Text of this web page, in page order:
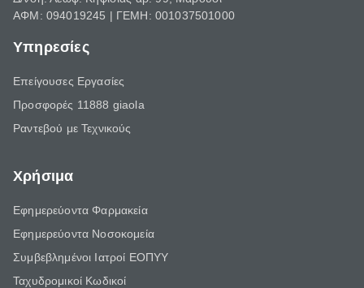
ΑΦΜ: 094019245 | ΓΕΜΗ: 001037501000
Υπηρεσίες
Επείγουσες Εργασίες
Προσφορές 11888 giaola
Ραντεβού με Τεχνικούς
Χρήσιμα
Εφημερεύοντα Φαρμακεία
Εφημερεύοντα Νοσοκομεία
Συμβεβλημένοι Ιατροί ΕΟΠΥΥ
Ταχυδρομικοί Κωδικοί